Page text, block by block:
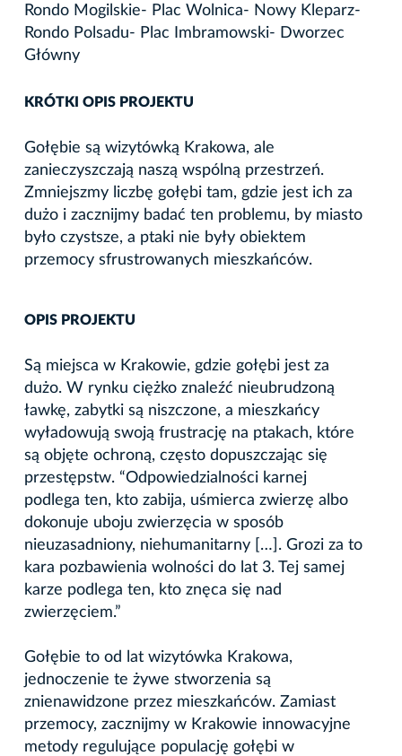
Rondo Mogilskie- Plac Wolnica- Nowy Kleparz-
Rondo Polsadu- Plac Imbramowski- Dworzec
Główny
KRÓTKI OPIS PROJEKTU
Gołębie są wizytówką Krakowa, ale
zanieczyszczają naszą wspólną przestrzeń.
Zmniejszmy liczbę gołębi tam, gdzie jest ich za
dużo i zacznijmy badać ten problemu, by miasto
było czystsze, a ptaki nie były obiektem
przemocy sfrustrowanych mieszkańców.
OPIS PROJEKTU
Są miejsca w Krakowie, gdzie gołębi jest za
dużo. W rynku ciężko znaleźć nieubrudzoną
ławkę, zabytki są niszczone, a mieszkańcy
wyładowują swoją frustrację na ptakach, które
są objęte ochroną, często dopuszczając się
przestępstw. “Odpowiedzialności karnej
podlega ten, kto zabija, uśmierca zwierzę albo
dokonuje uboju zwierzęcia w sposób
nieuzasadniony, niehumanitarny […]. Grozi za to
kara pozbawienia wolności do lat 3. Tej samej
karze podlega ten, kto znęca się nad
zwierzęciem.”
Gołębie to od lat wizytówka Krakowa,
jednoczenie te żywe stworzenia są
znienawidzone przez mieszkańców. Zamiast
przemocy, zacznijmy w Krakowie innowacyjne
metody regulujące populację gołębi w